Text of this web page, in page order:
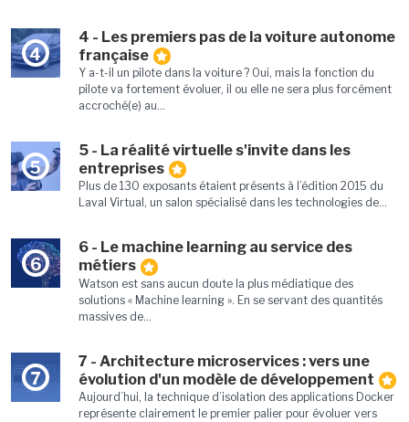
4
4 - Les premiers pas de la voiture autonome
française
Y a-t-il un pilote dans la voiture ? Oui, mais la fonction du
pilote va fortement évoluer, il ou elle ne sera plus forcément
accroché(e) au...
5
5 - La réalité virtuelle s'invite dans les
entreprises
Plus de 130 exposants étaient présents à l’édition 2015 du
Laval Virtual, un salon spécialisé dans les technologies de...
6
6 - Le machine learning au service des
métiers
Watson est sans aucun doute la plus médiatique des
solutions « Machine learning ». En se servant des quantités
massives de...
7
7 - Architecture microservices : vers une
évolution d'un modèle de développement
Aujourd’hui, la technique d’isolation des applications Docker
représente clairement le premier palier pour évoluer vers